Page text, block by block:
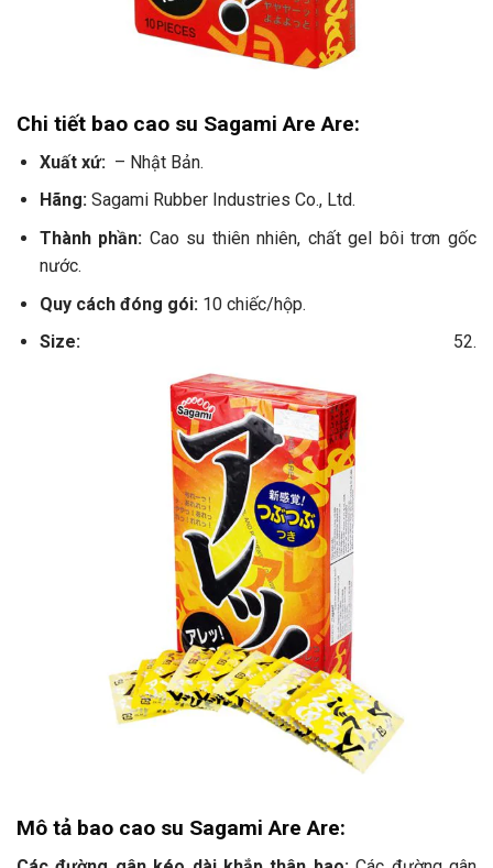
Chi tiết bao cao su Sagami Are Are:
Xuất xứ:– Nhật Bản.
Hãng:Sagami Rubber Industries Co., Ltd.
Thành phần: Cao su thiên nhiên, chất gel bôi trơn gốc
nước.
Quy cách đóng gói:10 chiếc/hộp.
Size:52.
Mô tả bao cao su Sagami Are Are: